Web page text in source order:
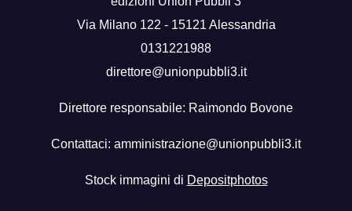
Via Milano 122 - 15121 Alessandria
0131221988
direttore@unionpubbli3.it
Direttore responsabile: Raimondo Bovone
Contattaci: amministrazione@unionpubbli3.it
Stock immagini di Depositphotos